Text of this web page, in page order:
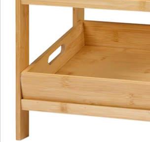
Nieuwsbrief aanmelden
We zijn er voor u